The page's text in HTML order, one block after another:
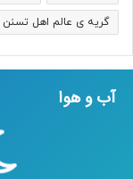
گریه ی عالم اهل تسنن
آب و هوا